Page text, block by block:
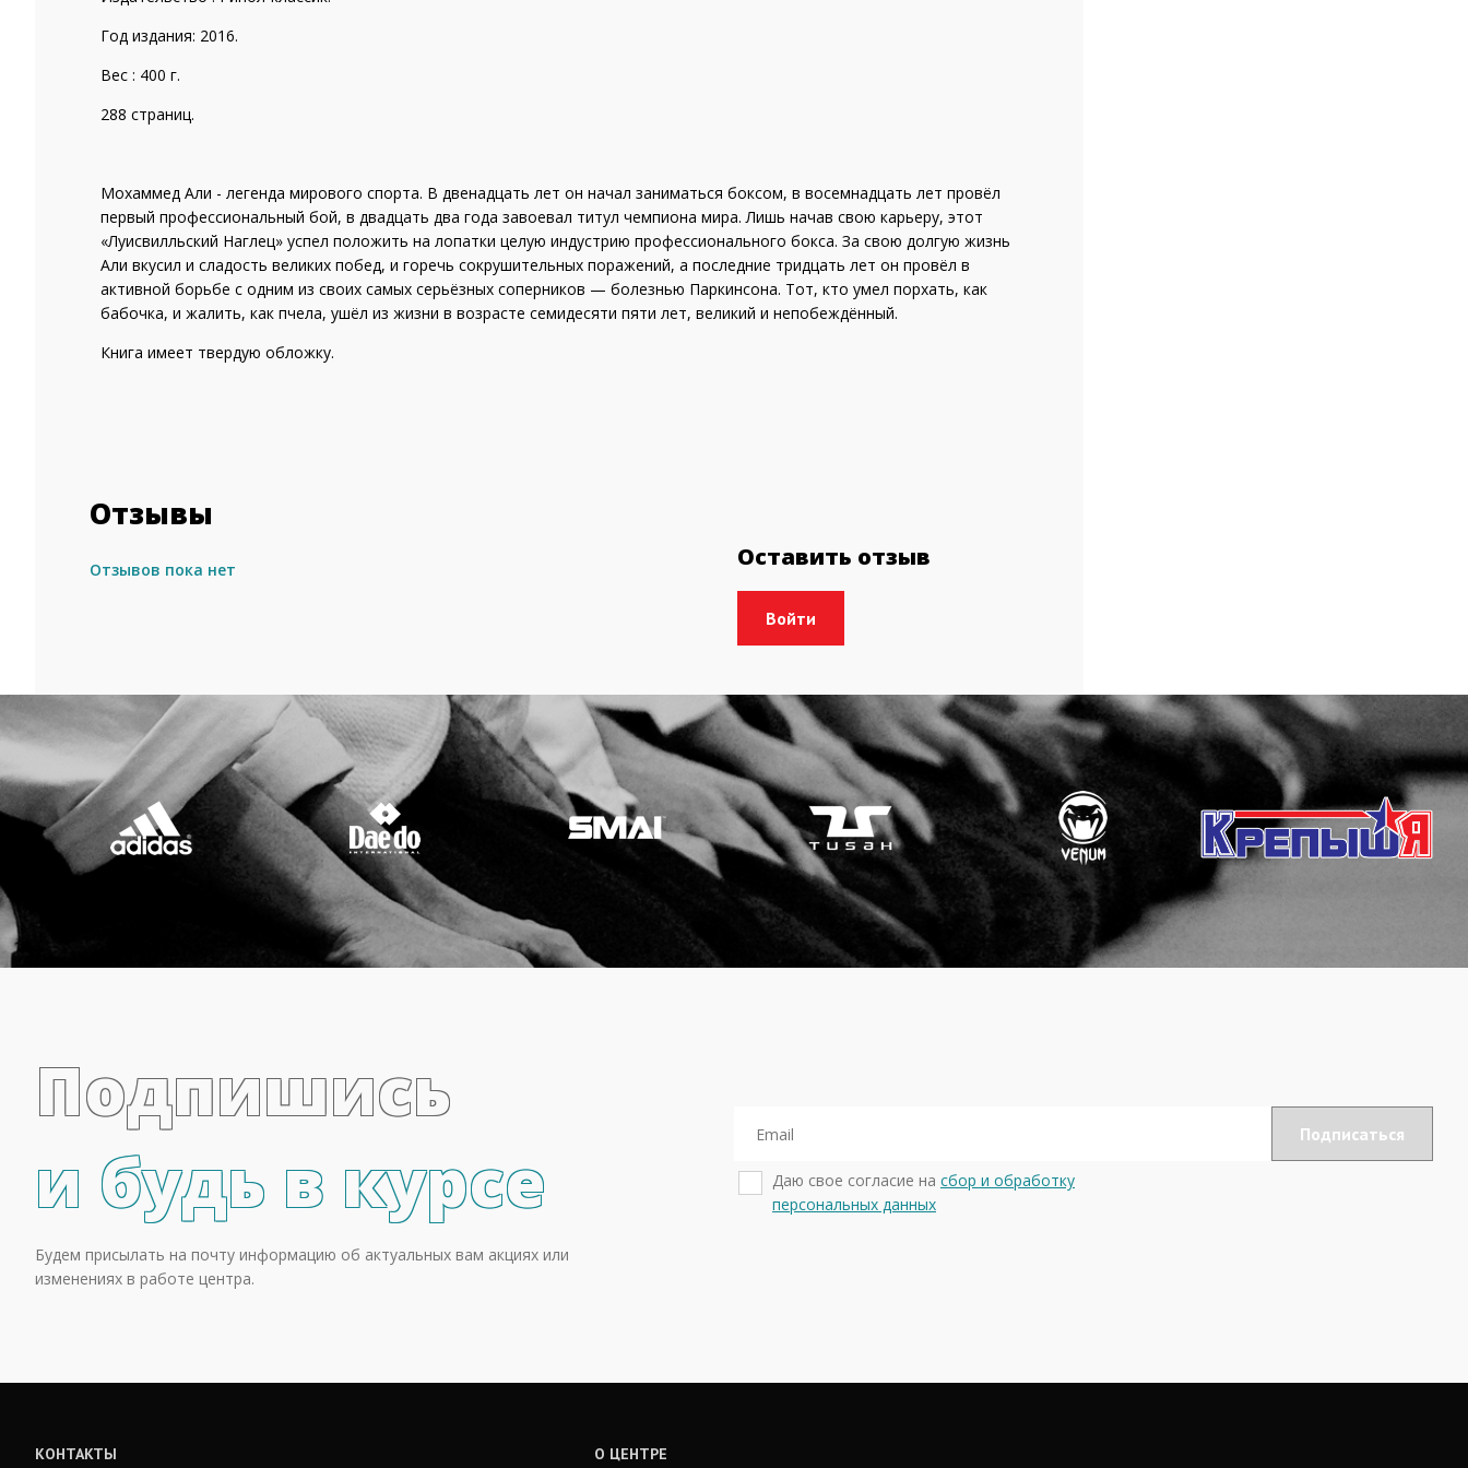
Год издания: 2016.
Вес : 400 г.
288 страниц.
Мохаммед Али - легенда мирового спорта. В двенадцать лет он начал заниматься боксом, в восемнадцать лет провёл
первый профессиональный бой, в двадцать два года завоевал титул чемпиона мира. Лишь начав свою карьеру, этот
«Луисвилльский Наглец» успел положить на лопатки целую индустрию профессионального бокса. За свою долгую жизнь
Али вкусил и сладость великих побед, и горечь сокрушительных поражений, а последние тридцать лет он провёл в
активной борьбе с одним из своих самых серьёзных соперников — болезнью Паркинсона. Тот, кто умел порхать, как
бабочка, и жалить, как пчела, ушёл из жизни в возрасте семидесяти пяти лет, великий и непобеждённый.
Книга имеет твердую обложку.
Отзывы
Отзывов пока нет Оставить отзыв
Подпишись
и будь в курсе
Будем присылать на почту информацию об актуальных вам акциях или
изменениях в работе центра.
Даю свое согласие на сбор и обработку
персональных данных
КОНТАКТЫ О ЦЕНТРЕ